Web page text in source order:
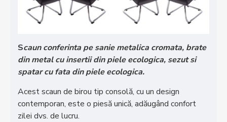
Scaun conferinta pe sanie metalica cromata, brate
din metal cu insertii din piele ecologica, sezut si
spatar cu fata din piele ecologica.
Acest scaun de birou tip consolă, cu un design
contemporan, este o piesă unică, adăugând confort
zilei dvs. de lucru.